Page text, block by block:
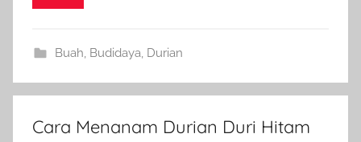
Buah Budidaya Durian
Cara Menanam Durian Duri Hitam